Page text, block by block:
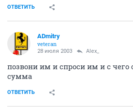
ОТВЕТИТЬ
ADmitry
veteran
28 июля 2003 Alex_
позвони им и спроси им и с чего
сумма
ОТВЕТИТЬ